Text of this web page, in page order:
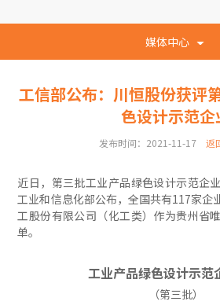
媒体中心
工信部公布：川恒股份获评
色设计示范企
发布时间：2021-11-17 返
近日，第三批工业产品绿色设计示范企
工业和信息化部公布，全国共有117家企
工股份有限公司（化工类）作为贵州省
单。
工业产品绿色设计示范
（第三批）